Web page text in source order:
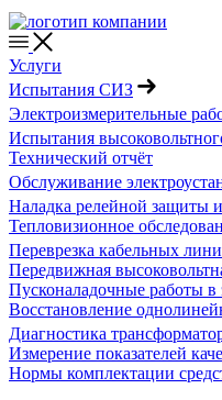
Услуги
Испытания СИЗ
Электроизмерительные
Испытания
Технический отчёт
Обслуживание
Наладка релейной защиты
Тепловизионное
Переврезка кабельных
Передвижная
Пусконаладочные работы в
Восстановление
Диагностика
Измерение показателей
Нормы комплектации